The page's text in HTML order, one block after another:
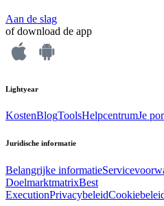
Aan de slag
of download de app
Lightyear
KostenBlogToolsHelpcentrumJe
Juridische informatie
Belangrijke informatie
DoelmarktmatrixBest
ExecutionPrivacybeleid